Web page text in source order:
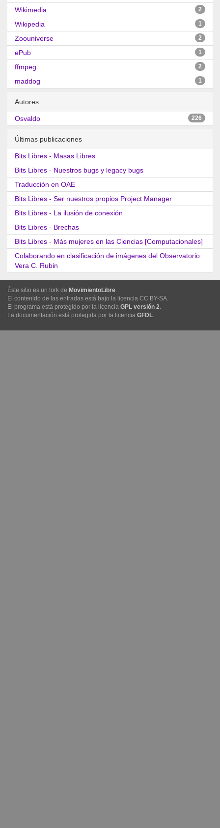
Wikimedia 2
Wikipedia 1
Zoouniverse 2
ePub 1
ffmpeg 2
maddog 1
Autores
Osvaldo 226
Últimas publicaciones
Bits Libres - Masas Libres
Bits Libres - Nuestros bugs y legacy bugs
Traducción en OAE
Bits Libres - Ser nuestros propios Project Manager
Bits Libres - La ilusión de conexión
Bits Libres - Brechas
Bits Libres - Más mujeres en las Ciencias [Computacionales]
Colaborando en clasificación de imágenes del Observatorio
Vera C. Rubin
Éste sitio es un fork de MovimientoLibre.
El contenido de las entradas está bajo la licencia CC BY-SA.
El programa está protegido por la licencia GPL versión 2.
La documentación está protegida por la licencia GFDL.